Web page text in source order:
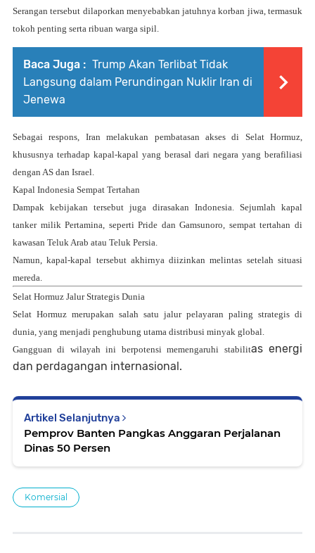
Serangan tersebut dilaporkan menyebabkan jatuhnya korban jiwa, termasuk
tokoh penting serta ribuan warga sipil.
Baca Juga : Trump Akan Terlibat Tidak
Langsung dalam Perundingan Nuklir Iran di
Jenewa
Sebagai respons, Iran melakukan pembatasan akses di Selat Hormuz,
khususnya terhadap kapal-kapal yang berasal dari negara yang berafiliasi
dengan AS dan Israel.
Kapal Indonesia Sempat Tertahan
Dampak kebijakan tersebut juga dirasakan Indonesia. Sejumlah kapal
tanker milik Pertamina, seperti Pride dan Gamsunoro, sempat tertahan di
kawasan Teluk Arab atau Teluk Persia.
Namun, kapal-kapal tersebut akhirnya diizinkan melintas setelah situasi
mereda.
Selat Hormuz Jalur Strategis Dunia
Selat Hormuz merupakan salah satu jalur pelayaran paling strategis di
dunia, yang menjadi penghubung utama distribusi minyak global.
Gangguan di wilayah ini berpotensi memengaruhi stabilitas energi
dan perdagangan internasional.
Artikel Selanjutnya
Pemprov Banten Pangkas Anggaran Perjalanan
Dinas 50 Persen
Komersial